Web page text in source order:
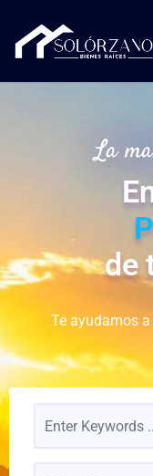
La
de
Te ayudamos